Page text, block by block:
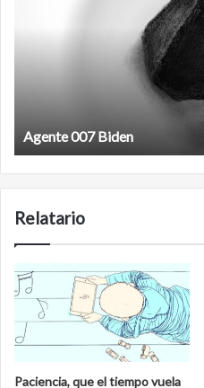
Agente 007 Biden
Relatario
Paciencia, que el tiempo vuela